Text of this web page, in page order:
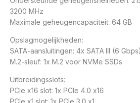
3200 MHz
Maximale geheugencapaciteit: 64 GB
Opslagmogelijkheden:
SATA-aansluitingen: 4x SATA III (6 Gbps)
M.2-sleuf: 1x M.2 voor NVMe SSDs
Uitbreidingsslots:
PCIe x16 slot: 1x PCIe 4.0 x16